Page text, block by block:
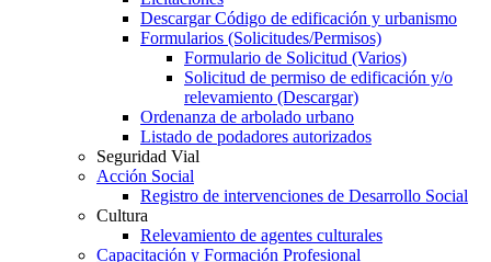
Descargar Código de edificación y urbanismo
Formularios (Solicitudes/Permisos)
Formulario de Solicitud (Varios)
Solicitud de permiso de edificación y/o
relevamiento (Descargar)
Ordenanza de arbolado urbano
Listado de podadores autorizados
Seguridad Vial
Acción Social
Registro de intervenciones de Desarrollo Social
Cultura
Relevamiento de agentes culturales
Capacitación y Formación Profesional